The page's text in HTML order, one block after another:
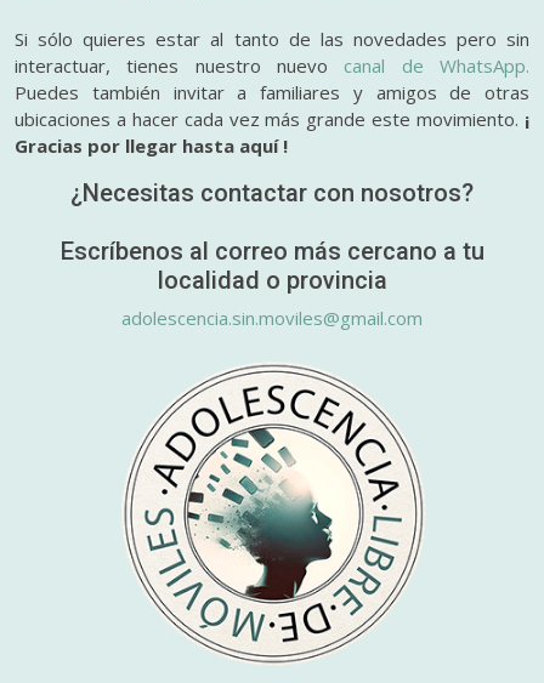
Si sólo quieres estar al tanto de las novedades pero sin
interactuar, tienes nuestro nuevo canal de WhatsApp.
Puedes también invitar a familiares y amigos de otras
ubicaciones a hacer cada vez más grande este movimiento. ¡
Gracias por llegar hasta aquí !
¿Necesitas contactar con nosotros?
Escríbenos al correo más cercano a tu
localidad o provincia
adolescencia.sin.moviles@gmail.com